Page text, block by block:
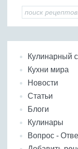
Кулинарный
Кухни мира
Новости
Статьи
Блоги
Кулинары
Вопрос -